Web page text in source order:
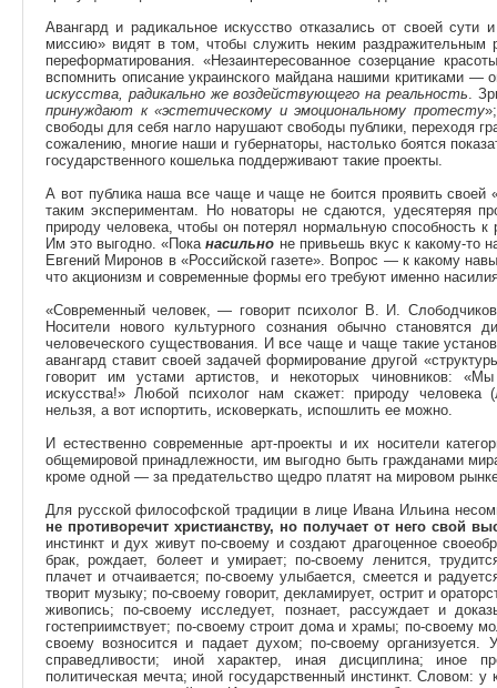
Авангард и радикальное искусство отказались от своей
миссию» видят в том, чтобы служить неким раздражительным
переформатирования. «Незаинтересованное созерцание
вспомнить описание украинского майдана нашими критиками —
искусства, радикально же воздействующего на реальность.
принуждают к «эстетическому и эмоциональному протесту
свободы для себя нагло нарушают свободы публики, переходя
сожалению, многие наши и губернаторы, настолько боятся
государственного кошелька поддерживают такие проекты.
А вот публика наша все чаще и чаще не боится проявить своей
таким экспериментам. Но новаторы не сдаются, удесятеряя
природу человека, чтобы он потерял нормальную способность
Им это выгодно. «Поканасильно не привьешь вкус к какому-то
Евгений Миронов в «Российской газете». Вопрос — к какому
что акционизм и современные формы его требуют именно
«Современный человек, — говорит психолог В. И.
Носители нового культурного сознания обычно становятся
человеческого существования. И все чаще и чаще такие
авангард ставит своей задачей формирование другой
говорит им устами артистов, и некоторых чиновников:
искусства!» Любой психолог нам скажет: природу человека
нельзя, а вот испортить, исковеркать, испошлить ее можно.
И естественно современные арт-проекты и их носители
общемировой принадлежности, им выгодно быть гражданами
кроме одной — за предательство щедро платят на мировом
Для русской философской традиции в лице Ивана Ильина
не противоречит христианству, но получает от него свой
инстинкт и дух живут по-своему и создают драгоценное
брак, рождает, болеет и умирает; по-своему ленится,
плачет и отчаивается; по-своему улыбается, смеется и
творит музыку; по-своему говорит, декламирует, острит и
живопись; по-своему исследует, познает, рассуждает и
гостеприимствует; по-своему строит дома и храмы; по-своему
своему возносится и падает духом; по-своему
справедливости; иной характер, иная дисциплина; иное
политическая мечта; иной государственный инстинкт. Словом: